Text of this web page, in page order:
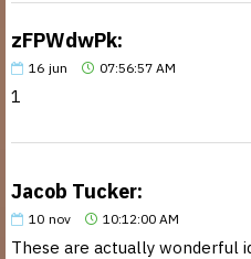
zFPWdwPk:
16 jun 07:56:57 AM
1
Jacob Tucker:
10 nov 10:12:00 AM
These are actually wonderful